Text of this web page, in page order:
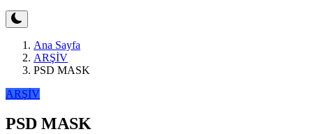
Ana Sayfa
ARŞİV
PSD MASK
ARŞİV
PSD MASK